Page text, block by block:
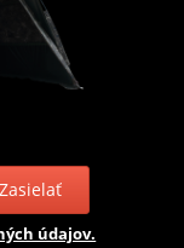
Zasielať
údajov.